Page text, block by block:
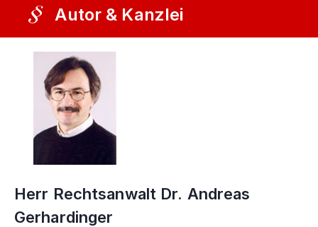
Autor & Kanzlei
Herr Rechtsanwalt Dr. Andreas
Gerhardinger